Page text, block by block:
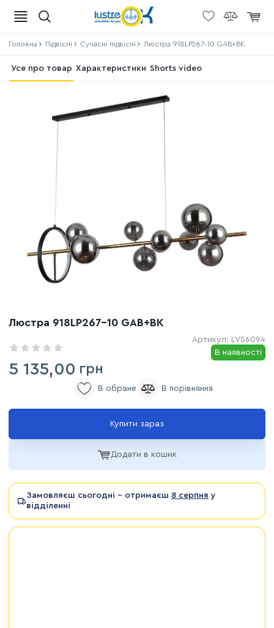
Головна Підвісні Сучасні підвісні Люстра 918LP267-10 GAB+BK
Усе про товар Характеристики Shorts video
Люстра 918LP267-10 GAB+BK
Артикул: LVS6094
В наявності
5 135,00 грн
Додати в кошик
Замовляєш сьогодні - отримаєш 8 серпня у
відділенні
Купити зараз